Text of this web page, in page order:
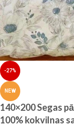
-27%
NEW
140×200 Segas
100% kokvilnas